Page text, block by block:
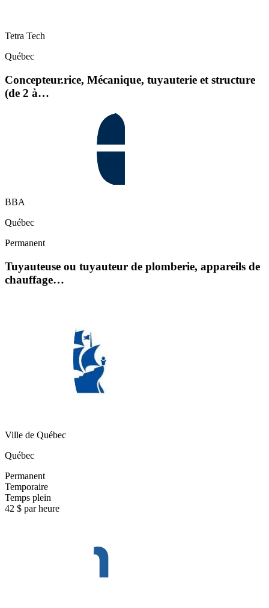
Tetra Tech
Québec
Concepteur.rice, Mécanique, tuyauterie et structure
(de 2 à…
BBA
Québec
Permanent
Tuyauteuse ou tuyauteur de plomberie, appareils de
chauffage…
Ville de Québec
Québec
Permanent
Temporaire
Temps plein
42 $ par heure